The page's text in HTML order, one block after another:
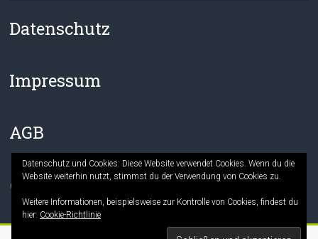
Datenschutz
Impressum
AGB
Facebook
Instagram
Datenschutz und Cookies: Diese Website verwendet Cookies. Wenn du die
Website weiterhin nutzt, stimmst du der Verwendung von Cookies zu.
Weitere Informationen, beispielsweise zur Kontrolle von Cookies, findest du
hier: Cookie-Richtlinie